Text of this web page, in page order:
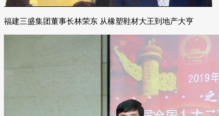
福建三盛集团董事长林荣东 从橡塑鞋材大王到地产大亨